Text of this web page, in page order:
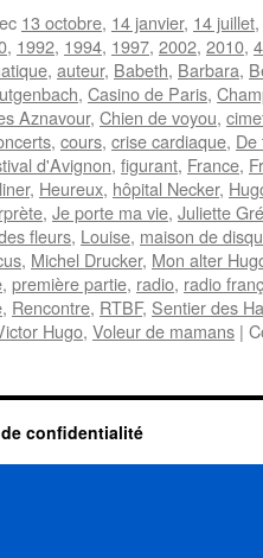
13 octobre, 14 janvier, 14 juillet,
, 1992, 1994, 1997, 2002, 2010,
, auteur, Babeth, Barbara,
, Casino de Paris,
Aznavour, Chien de voyou,
, cours, crise cardiaque, De
d'Avignon, figurant, France,
, Heureux, hôpital Necker,
, Je porte ma vie, Juliette
fleurs, Louise, maison de
, Michel Drucker, Mon alter
, première partie, radio, radio
, Rencontre, RTBF, Sentier des
Hugo, Voleur de mamans |
confidentialité